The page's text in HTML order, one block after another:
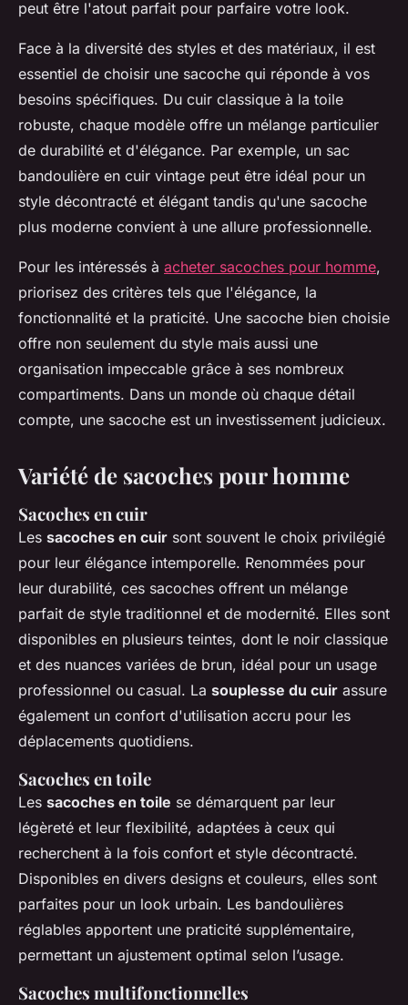
peut être l'atout parfait pour parfaire votre look.
Face à la diversité des styles et des matériaux, il est
essentiel de choisir une sacoche qui réponde à vos
besoins spécifiques. Du cuir classique à la toile
robuste, chaque modèle offre un mélange particulier
de durabilité et d'élégance. Par exemple, un sac
bandoulière en cuir vintage peut être idéal pour un
style décontracté et élégant tandis qu'une sacoche
plus moderne convient à une allure professionnelle.
Pour les intéressés à acheter sacoches pour homme,
priorisez des critères tels que l'élégance, la
fonctionnalité et la praticité. Une sacoche bien choisie
offre non seulement du style mais aussi une
organisation impeccable grâce à ses nombreux
compartiments. Dans un monde où chaque détail
compte, une sacoche est un investissement judicieux.
Variété de sacoches pour homme
Sacoches en cuir
Les sacoches en cuir sont souvent le choix privilégié
pour leur élégance intemporelle. Renommées pour
leur durabilité, ces sacoches offrent un mélange
parfait de style traditionnel et de modernité. Elles sont
disponibles en plusieurs teintes, dont le noir classique
et des nuances variées de brun, idéal pour un usage
professionnel ou casual. La souplesse du cuir assure
également un confort d'utilisation accru pour les
déplacements quotidiens.
Sacoches en toile
Les sacoches en toile se démarquent par leur
légèreté et leur flexibilité, adaptées à ceux qui
recherchent à la fois confort et style décontracté.
Disponibles en divers designs et couleurs, elles sont
parfaites pour un look urbain. Les bandoulières
réglables apportent une praticité supplémentaire,
permettant un ajustement optimal selon l’usage.
Sacoches multifonctionnelles